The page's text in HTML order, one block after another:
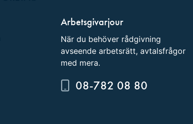
Arbetsgivarjour
När du behöver rådgivning
avseende arbetsrätt, avtalsfrågor
med mera.
08-782 08 80